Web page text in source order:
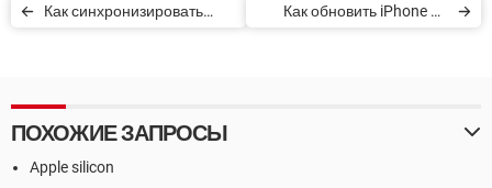
Как синхронизировать
Как обновить iPhone до
ПОХОЖИЕ ЗАПРОСЫ
Apple silicon